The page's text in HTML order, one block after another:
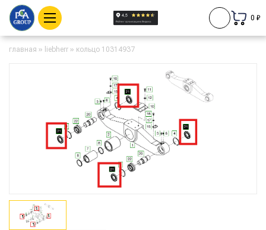
0 ₽
главная » liebherr » кольцо 10314937